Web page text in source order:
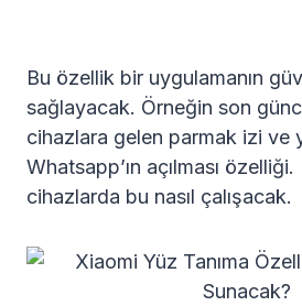
Bu özellik bir uygulamanın
sağlayacak. Örneğin son
cihazlara gelen parmak izi ve
Whatsapp’ın açılması
cihazlarda bu nasıl çalışacak.